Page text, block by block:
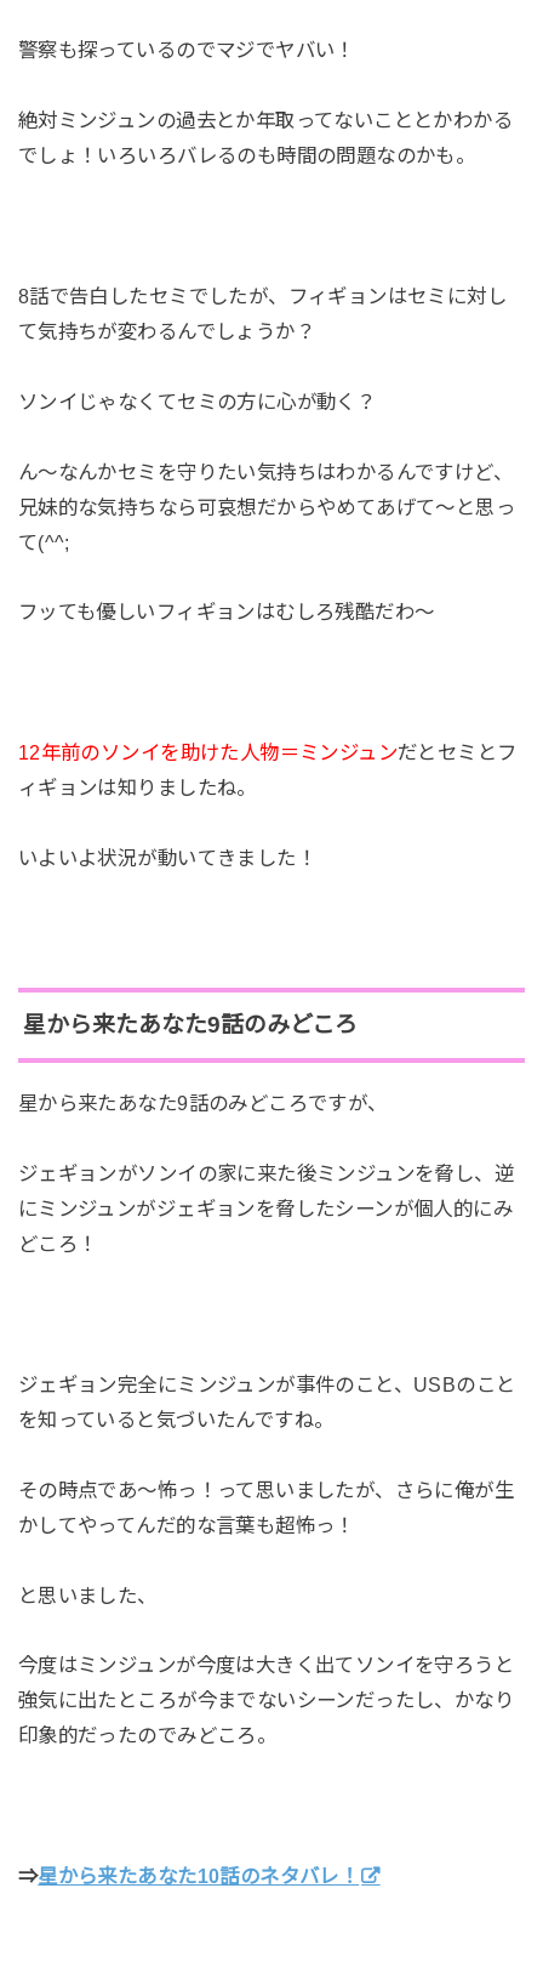
警察も探っているのでマジでヤバい！
絶対ミンジュンの過去とか年取ってないこととかわかる
でしょ！いろいろバレるのも時間の問題なのかも。
8話で告白したセミでしたが、フィギョンはセミに対し
て気持ちが変わるんでしょうか？
ソンイじゃなくてセミの方に心が動く？
ん～なんかセミを守りたい気持ちはわかるんですけど、
兄妹的な気持ちなら可哀想だからやめてあげて～と思っ
て(^^;
フッても優しいフィギョンはむしろ残酷だわ～
12年前のソンイを助けた人物＝ミンジュンだとセミとフ
ィギョンは知りましたね。
いよいよ状況が動いてきました！
星から来たあなた9話のみどころ
星から来たあなた9話のみどころですが、
ジェギョンがソンイの家に来た後ミンジュンを脅し、逆
にミンジュンがジェギョンを脅したシーンが個人的にみ
どころ！
ジェギョン完全にミンジュンが事件のこと、USBのこと
を知っていると気づいたんですね。
その時点であ～怖っ！って思いましたが、さらに俺が生
かしてやってんだ的な言葉も超怖っ！
と思いました、
今度はミンジュンが今度は大きく出てソンイを守ろうと
強気に出たところが今までないシーンだったし、かなり
印象的だったのでみどころ。
⇒星から来たあなた10話のネタバレ！